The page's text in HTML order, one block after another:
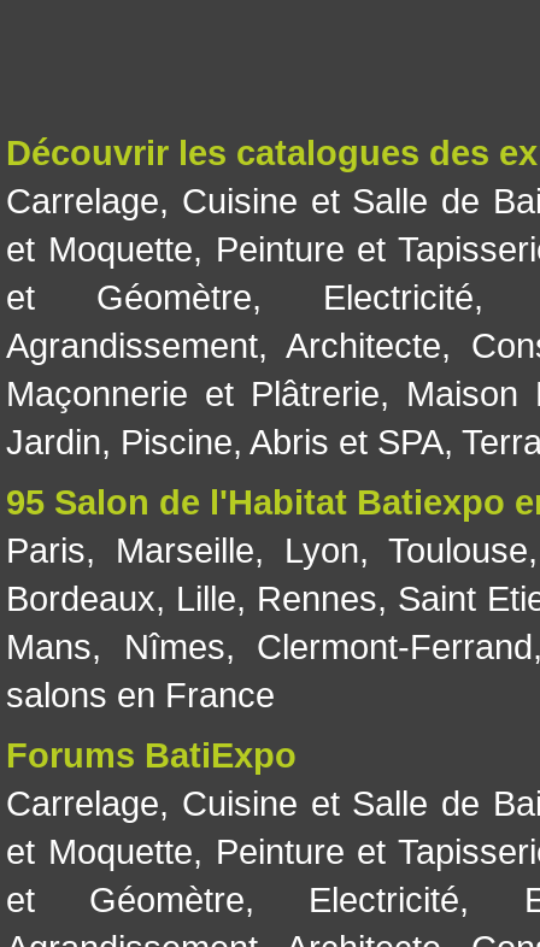
Découvrir les catalogues des
Carrelage, Cuisine et Salle de
et Moquette, Peinture et
et Géomètre, Electricité
Agrandissement, Architecte,
Maçonnerie et Plâtrerie, Maison
Jardin, Piscine, Abris et SPA,
95 Salon de l'Habitat Batiexpo
Paris, Marseille, Lyon, Toulouse
Bordeaux, Lille, Rennes, Saint
Mans, Nîmes, Clermont-Ferrand
salons en France
Forums BatiExpo
Carrelage, Cuisine et Salle de
et Moquette, Peinture et
et Géomètre, Electricité,